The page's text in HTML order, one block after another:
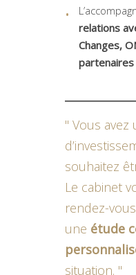
relations
Changes,
Vous avez
souhaitez
Le cabinet
rendez-
une étude
situation.